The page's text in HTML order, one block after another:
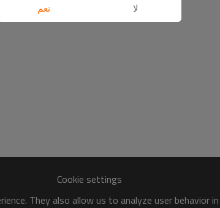
Cookie settings
They also allow us to analyze user
لا نعم